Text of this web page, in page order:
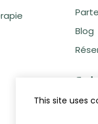
Blog
This site uses